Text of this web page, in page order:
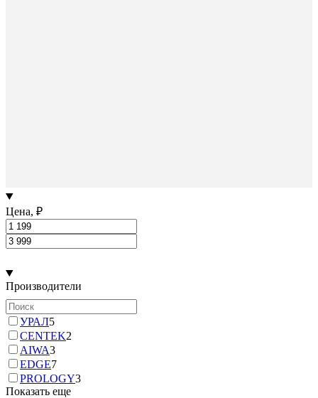
Цена, ₽
Производители
УРАЛ5
CENTEK2
AIWA3
EDGE7
PROLOGY3
Показать еще